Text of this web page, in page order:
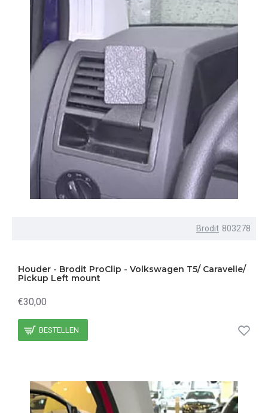
Brodit 803278
Houder - Brodit ProClip - Volkswagen T5/ Caravelle/
Pickup Left mount
€30,00
BESTELLEN